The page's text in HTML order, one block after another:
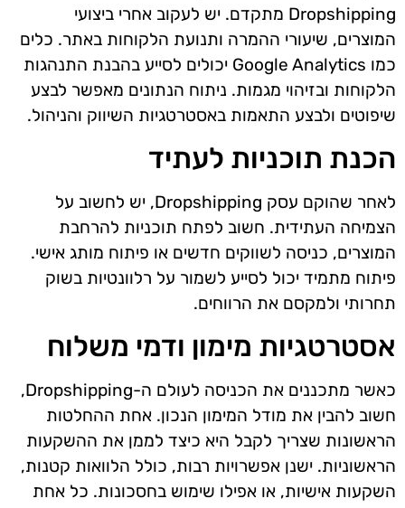
Dropshipping מתקדם. יש לעקוב אחרי ביצועי
המוצרים, שיעורי ההמרה ותנועת הלקוחות באתר. כלים
כמו Google Analytics יכולים לסייע בהבנת התנהגות
הלקוחות ובזיהוי מגמות. ניתוח הנתונים מאפשר לבצע
שיפוטים ולבצע התאמות באסטרטגיות השיווק והניהול.
הכנת תוכניות לעתיד
לאחר שהוקם עסק Dropshipping, יש לחשוב על
הצמיחה העתידית. חשוב לפתח תוכניות להרחבת
המוצרים, כניסה לשווקים חדשים או פיתוח מותג אישי.
פיתוח מתמיד יכול לסייע לשמור על רלוונטיות בשוק
תחרותי ולמקסם את הרווחים.
אסטרטגיות מימון ודמי משלוח
כאשר מתכננים את הכניסה לעולם ה-Dropshipping,
חשוב להבין את מודל המימון הנכון. אחת ההחלטות
הראשונות שצריך לקבל היא כיצד לממן את ההשקעות
הראשוניות. ישנן אפשרויות רבות, כולל הלוואות קטנות,
השקעות אישיות, או אפילו שימוש בחסכונות. כל אחת